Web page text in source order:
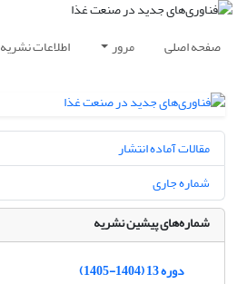
صفحه اصلی مرور اطلاعات نشریه
مقالات آماده انتشار
شماره جاری
شماره‌های پیشین نشریه
دوره 13 (1404-1405)